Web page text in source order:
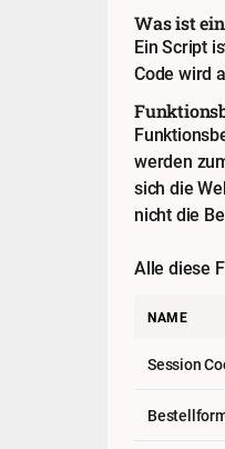
Was ist
Ein Script
Code wird
werden
sich die
nicht die
Alle diese
NAME
Session